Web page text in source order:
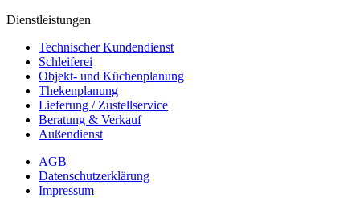
Dienstleistungen
Technischer Kundendienst
Schleiferei
Objekt- und Küchenplanung
Thekenplanung
Lieferung / Zustellservice
Beratung & Verkauf
Außendienst
AGB
Datenschutzerklärung
Impressum